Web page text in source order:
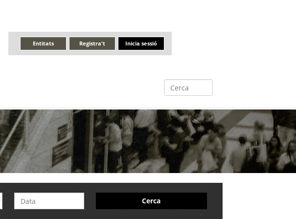
Inicia sessió
Registra't
Entitats
Cerca